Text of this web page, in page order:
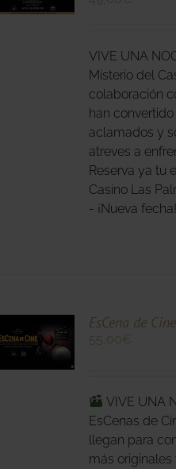
VIVE UNA
Misterio del
colaboración
han
aclamados y
atreves a
Reserva ya tu
Casino Las
- ¡Nueva fecha!
EsCena de Cine
55,00€
VIVE UNA
EsCenas de
llegan para
más